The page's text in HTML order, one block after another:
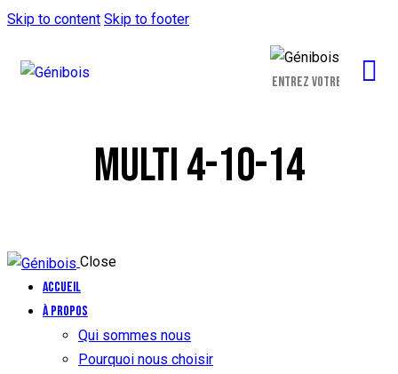
Skip to content Skip to footer
MULTI 4-10-14
Close
Accueil
À propos
Qui sommes nous
Pourquoi nous choisir